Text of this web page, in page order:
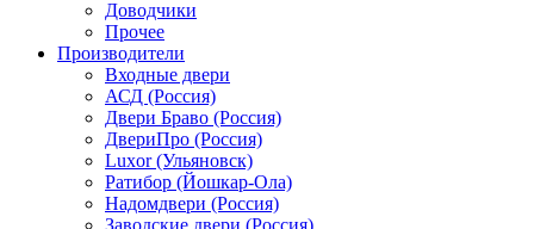
Доводчики
Прочее
Производители
Входные двери
АСД (Россия)
Двери Браво (Россия)
ДвериПро (Россия)
Luxor (Ульяновск)
Ратибор (Йошкар-Ола)
Надомдвери (Россия)
Заводские двери (Россия)